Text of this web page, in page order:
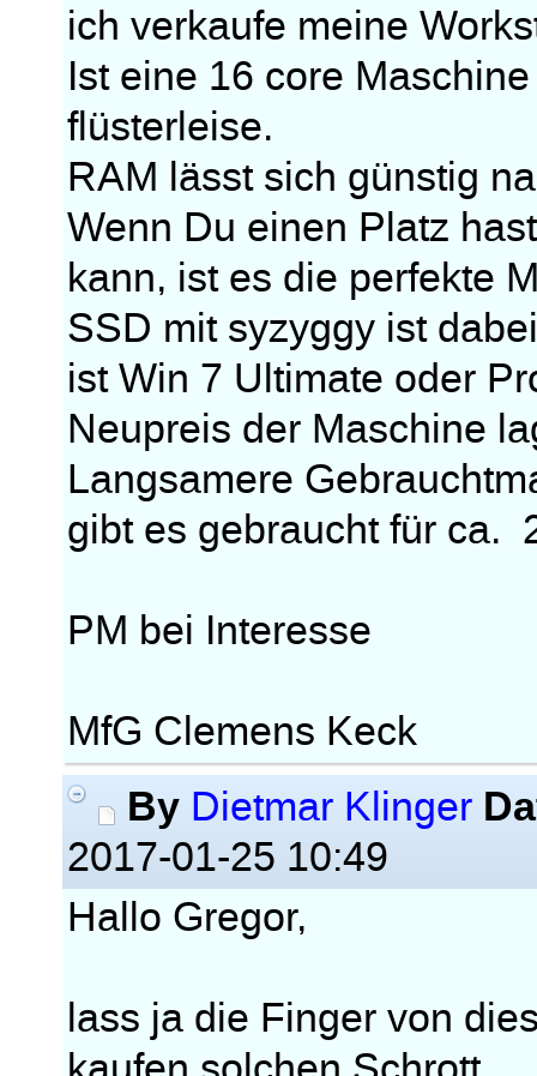
ich verkaufe meine
Ist eine 16 core
flüsterleise.
RAM lässt sich günstig
Wenn Du einen Platz
kann, ist es die perfekte
SSD mit syzyggy ist
ist Win 7 Ultimate oder
Neupreis der Maschine
Langsamere
gibt es gebraucht für ca.
PM bei Interesse
MfG Clemens Keck
By Dietmar Klinger
2017-01-25 10:49
Hallo Gregor,
lass ja die Finger von